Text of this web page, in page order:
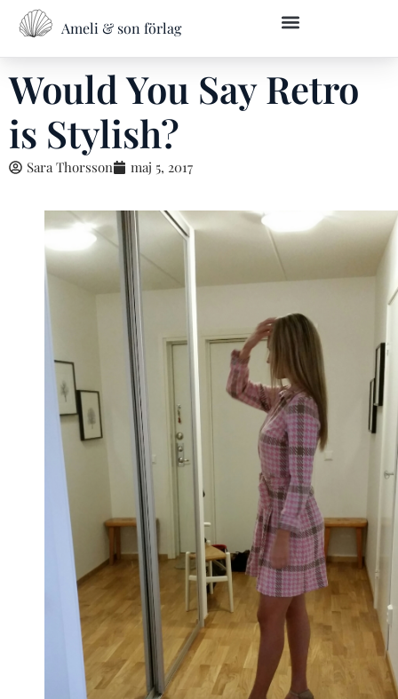
Ameli & son förlag
Would You Say Retro
is Stylish?
Sara Thorsson maj 5, 2017